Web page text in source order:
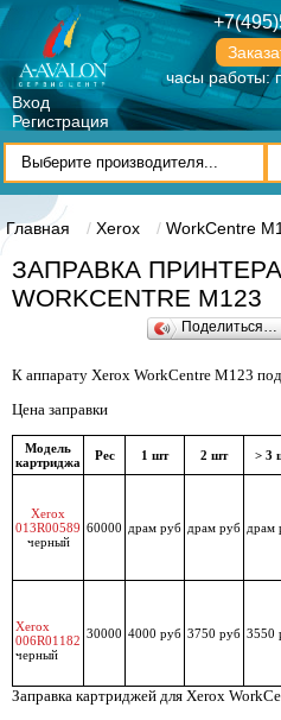
часы работы:
Вход
Регистрация
Главная Xerox WorkCentre
ЗАПРАВКА ПРИНТЕРА
WORKCENTRE M123
Поделиться…
К аппарату Xerox WorkCentre M123
Цена заправки
Модель
картриджа
Рес 1 шт 2 шт > 3
Xerox
013R00589
черный
60000 драм руб драм руб драм
Xerox
006R01182
черный
30000 4000 руб 3750 руб 3550
Заправка картриджей для Xerox